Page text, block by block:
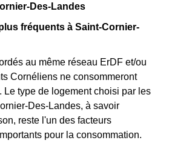
Des-Landes
fréquents à Saint-Cornier-
au même réseau ErDF et/ou
Cornéliens ne consommeront
Le type de logement choisi par les
Des-Landes, à savoir
reste l'un des facteurs
pour la consommation.